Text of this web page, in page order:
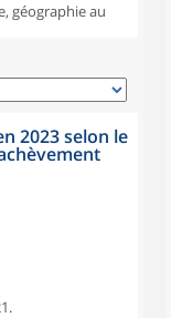
géographie au
2023 selon le